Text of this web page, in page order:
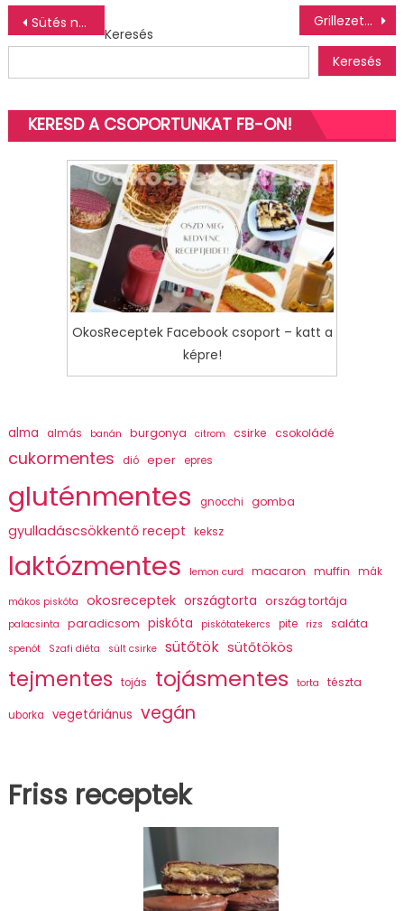
Bejegyzés
navigáció
Sütés nélküli gluténmentes „oreo” sajttorta Grillezett csirke quinoa salátával – recept
Keresés
Keresés
KERESD A CSOPORTUNKAT FB-ON!
OkosReceptek Facebook csoport – katt a
képre!
alma almás banán burgonya citrom csirke csokoládé
cukormentes dió eper epres
gluténmentes gnocchi gomba
gyulladáscsökkentő recept keksz
laktózmentes lemon curd macaron muffin mák
mákos piskóta okosreceptek országtorta ország tortája
palacsinta paradicsom piskóta piskótatekercs pite rizs saláta
spenót Szafi diéta sült csirke sütőtök sütőtökös
tejmentes tojás tojásmentes torta tészta
uborka vegetáriánus vegán
Friss receptek